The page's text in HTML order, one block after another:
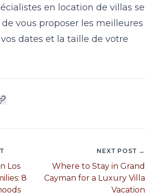
en location de villas se
vous proposer les meilleures
dates et la taille de votre
Los
8
NEXT POST →
Where to Stay in Grand
Cayman for a Luxury Villa
Vacation